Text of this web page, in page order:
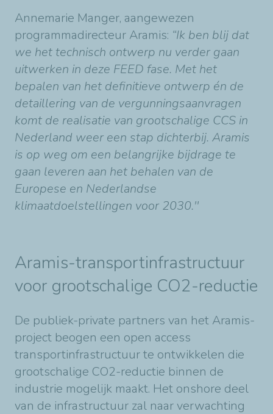
Annemarie Manger, aangewezen
programmadirecteur Aramis: “Ik ben blij dat
we het technisch ontwerp nu verder gaan
uitwerken in deze FEED fase. Met het
bepalen van het definitieve ontwerp én de
detaillering van de vergunningsaanvragen
komt de realisatie van grootschalige CCS in
Nederland weer een stap dichterbij. Aramis
is op weg om een belangrijke bijdrage te
gaan leveren aan het behalen van de
Europese en Nederlandse
klimaatdoelstellingen voor 2030.''
Aramis-transportinfrastructuur
voor grootschalige CO2-reductie
De publiek-private partners van het Aramis-
project beogen een open access
transportinfrastructuur te ontwikkelen die
grootschalige CO2-reductie binnen de
industrie mogelijk maakt. Het onshore deel
van de infrastructuur zal naar verwachting